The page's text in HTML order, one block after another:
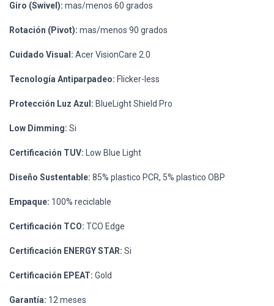
Giro (Swivel): mas/menos 60 grados
Rotación (Pivot): mas/menos 90 grados
Cuidado Visual: Acer VisionCare 2.0
Tecnología Antiparpadeo: Flicker-less
Protección Luz Azul: BlueLight Shield Pro
Low Dimming: Si
Certificación TUV: Low Blue Light
Diseño Sustentable: 85% plastico PCR, 5% plastico OBP
Empaque: 100% reciclable
Certificación TCO: TCO Edge
Certificación ENERGY STAR: Si
Certificación EPEAT: Gold
Garantía: 12 meses